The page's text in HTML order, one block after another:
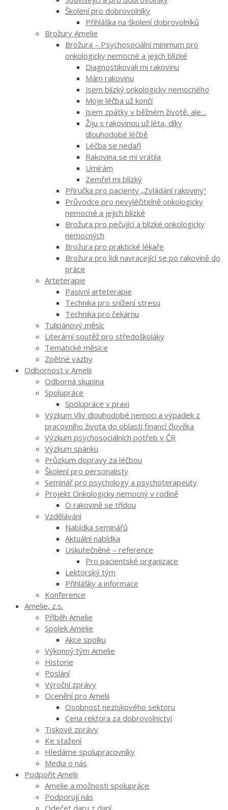
Školení pro dobrovolníky
Přihláška na školení dobrovolníků
Brožury Amelie
Brožura – Psychosociální minimum pro
onkologicky nemocné a jejich blízké
Diagnostikovali mi rakovinu
Mám rakovinu
Jsem blízký onkologicky nemocného
Moje léčba už končí
Jsem zpátky v běžném životě, ale…
Žiju s rakovinou už léta, díky
dlouhodobé léčbě
Léčba se nedaří
Rakovina se mi vrátila
Umírám
Zemřel mi blízký
Příručka pro pacienty „Zvládání rakoviny“
Průvodce pro nevyléčitelně onkologicky
nemocné a jejich blízké
Brožura pro pečující a blízké onkologicky
nemocných
Brožura pro praktické lékaře
Brožura pro lidi navracející se po rakovině do
práce
Arteterapie
Pasivní arteterapie
Technika pro snížení stresu
Technika pro čekárnu
Tulipánový měsíc
Literární soutěž pro středoškoláky
Tematické měsíce
Zpětné vazby
Odbornost v Amelii
Odborná skupina
Spolupráce
Spolupráce v praxi
Výzkum Vliv dlouhodobé nemoci a výpadek z
pracovního života do oblasti financí člověka
Výzkum psychosociálních potřeb v ČR
Výzkum spánku
Průzkum dopravy za léčbou
Školení pro personalisty
Seminář pro psychology a psychoterapeuty
Projekt Onkologicky nemocný v rodině
O rakovině se třídou
Vzdělávání
Nabídka seminářů
Aktuální nabídka
Uskutečněné – reference
Pro pacientské organizace
Lektorský tým
Přihlášky a informace
Konference
Amelie, z.s.
Příběh Amelie
Spolek Amelie
Akce spolku
Výkonný tým Amelie
Historie
Poslání
Výroční zprávy
Ocenění pro Amelii
Osobnost neziskového sektoru
Cena rektora za dobrovolnictví
Tiskové zprávy
Ke stažení
Hledáme spolupracovníky
Media o nás
Podpořit Amelii
Amelie a možnosti spolupráce
Podporují nás
Odečet daru z daní